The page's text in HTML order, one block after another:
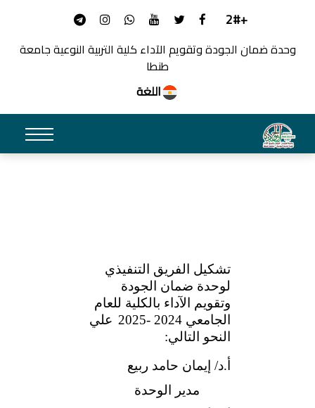
+2#
وحدة ضمان الجودة وتقويم الآداء كلية التربية النوعية جامعة
طنطا
اللغة
تشكيل الفريق التنفيذي
لوحدة ضمان الجودة
وتقويم الآداء بالكلية للعام
الجامعي 2024 -2025
علي
النحو التالي:
أ.د/ إيمان حامد ربيع
مدير الوحدة